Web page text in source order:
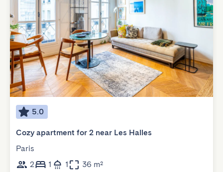
5.0
Cozy apartment for 2 near Les Halles
Paris
2
1 1 36 m²